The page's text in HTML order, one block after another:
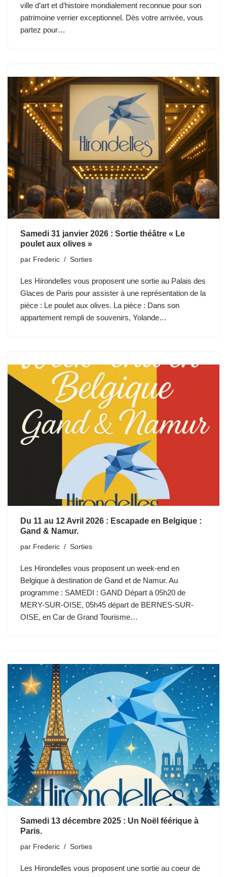
ville d’art et d’histoire mondialement reconnue pour son
patrimoine verrier exceptionnel. Dès votre arrivée, vous
partez pour…
Samedi 31 janvier 2026 : Sortie théâtre « Le
poulet aux olives »
par Frederic Sorties
Les Hirondelles vous proposent une sortie au Palais des
Glaces de Paris pour assister à une représentation de la
pièce : Le poulet aux olives. La pièce : Dans son
appartement rempli de souvenirs, Yolande…
Du 11 au 12 Avril 2026 : Escapade en Belgique :
Gand & Namur.
par Frederic Sorties
Les Hirondelles vous proposent un week-end en
Belgique à destination de Gand et de Namur. Au
programme : SAMEDI : GAND Départ à 05h20 de
MERY-SUR-OISE, 05h45 départ de BERNES-SUR-
OISE, en Car de Grand Tourisme…
Samedi 13 décembre 2025 : Un Noël féérique à
Paris.
par Frederic Sorties
Les Hirondelles vous proposent une sortie au coeur de